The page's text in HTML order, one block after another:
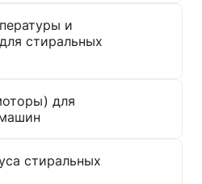
и
стиральных
для
стиральных